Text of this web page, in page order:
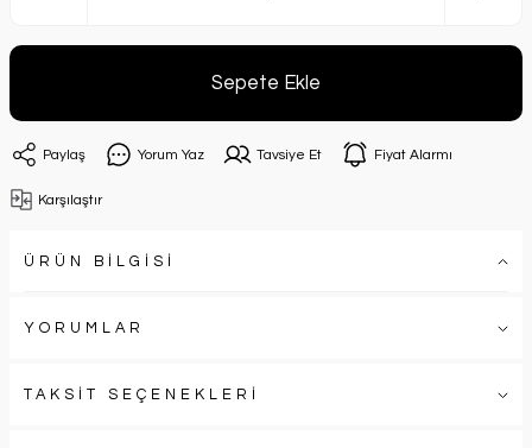
Sepete Ekle
Paylaş Yorum Yaz Tavsiye Et Fiyat Alarmı
Karşılaştır
ÜRÜN BİLGİSİ
YORUMLAR
TAKSİT SEÇENEKLERİ